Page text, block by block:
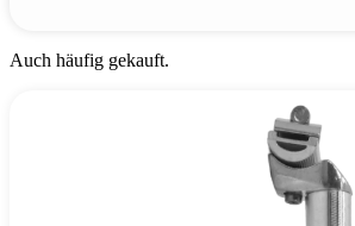
Auch häufig gekauft.